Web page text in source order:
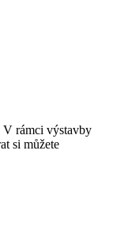
V rámci výstavby
si můžete